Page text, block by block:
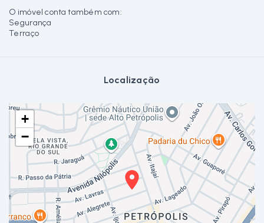
O imóvel conta também com:
Segurança
Terraço
Localização
+
−